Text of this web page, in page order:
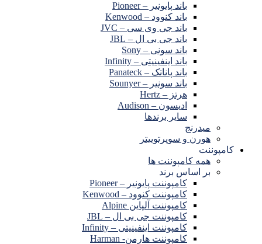
باند پایونیر – Pioneer
باند کنوود – Kenwood
باند جی وی سی – JVC
باند جی بی ال – JBL
باند سونی – Sony
باند اینفینیتی – Infinity
باند پاناتک – Panateck
باند سونیر – Sounyer
هرتز – Hertz
ادیسون – Audison
سایر برندها
میدرنج
هورن و سوپرتوییتر
کامپوننت
همه کامپوننت ها
بر اساس برند
کامپوننت پایونیر – Pioneer
کامپوننت کنوود – Kenwood
کامپوننت آلپاین Alpine
کامپوننت جی بی ال – JBL
کامپوننت اینفینیتی – Infinity
کامپوننت هارمن- Harman